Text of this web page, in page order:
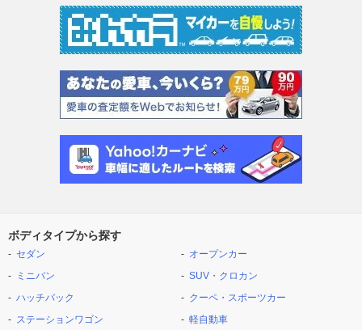
ボディタイプから探す
セダン
ミニバン
ハッチバック
ステーションワゴン
オープンカー
SUV・クロカン
クーペ・スポーツカー
軽自動車